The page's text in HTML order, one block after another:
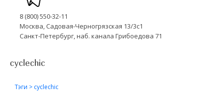
8 (800) 550-32-11
Москва, Садовая-Черногрязская 13/3с1
Санкт-Петербург, наб. канала Грибоедова 71
cyclechic
Тэги > cyclechic